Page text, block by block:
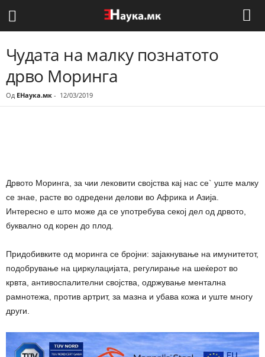
Чудата на малку познатото
дрво Моринга
Од ЕНаука.мк - 12/03/2019
Дрвото Моринга, за чии лековити својства кај нас се` уште малку
се знае, расте во одредени делови во Африка и Азија.
Интересно е што може да се употребува секој дел од дрвото,
буквално од корен до плод.
Придобивките од моринга се бројни: зајакнување на имунитетот,
подобрување на циркулацијата, регулирање на шеќерот во
крвта, антивоспалителни својства, одржување ментална
рамнотежа, против артрит, за мазна и убава кожа и уште многу
други.